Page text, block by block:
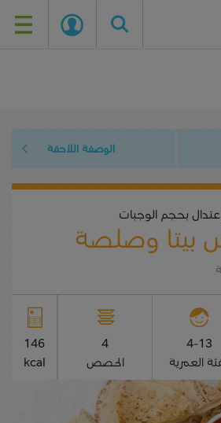
الوصفة اللاحقة
بحجم الوجبات
بيتا وصلصة
4-13
العمرية
4
الحصص
146
kcal